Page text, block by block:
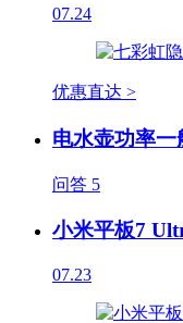
07.24
优惠直达 >
电水壶功率一
问答 5
小米平板7
07.23